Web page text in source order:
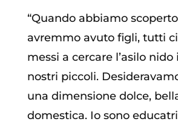
“Quando abbiamo
avremmo avuto figli, tutti
messi a cercare l’asilo
nostri piccoli.
una dimensione dolce,
domestica. Io sono